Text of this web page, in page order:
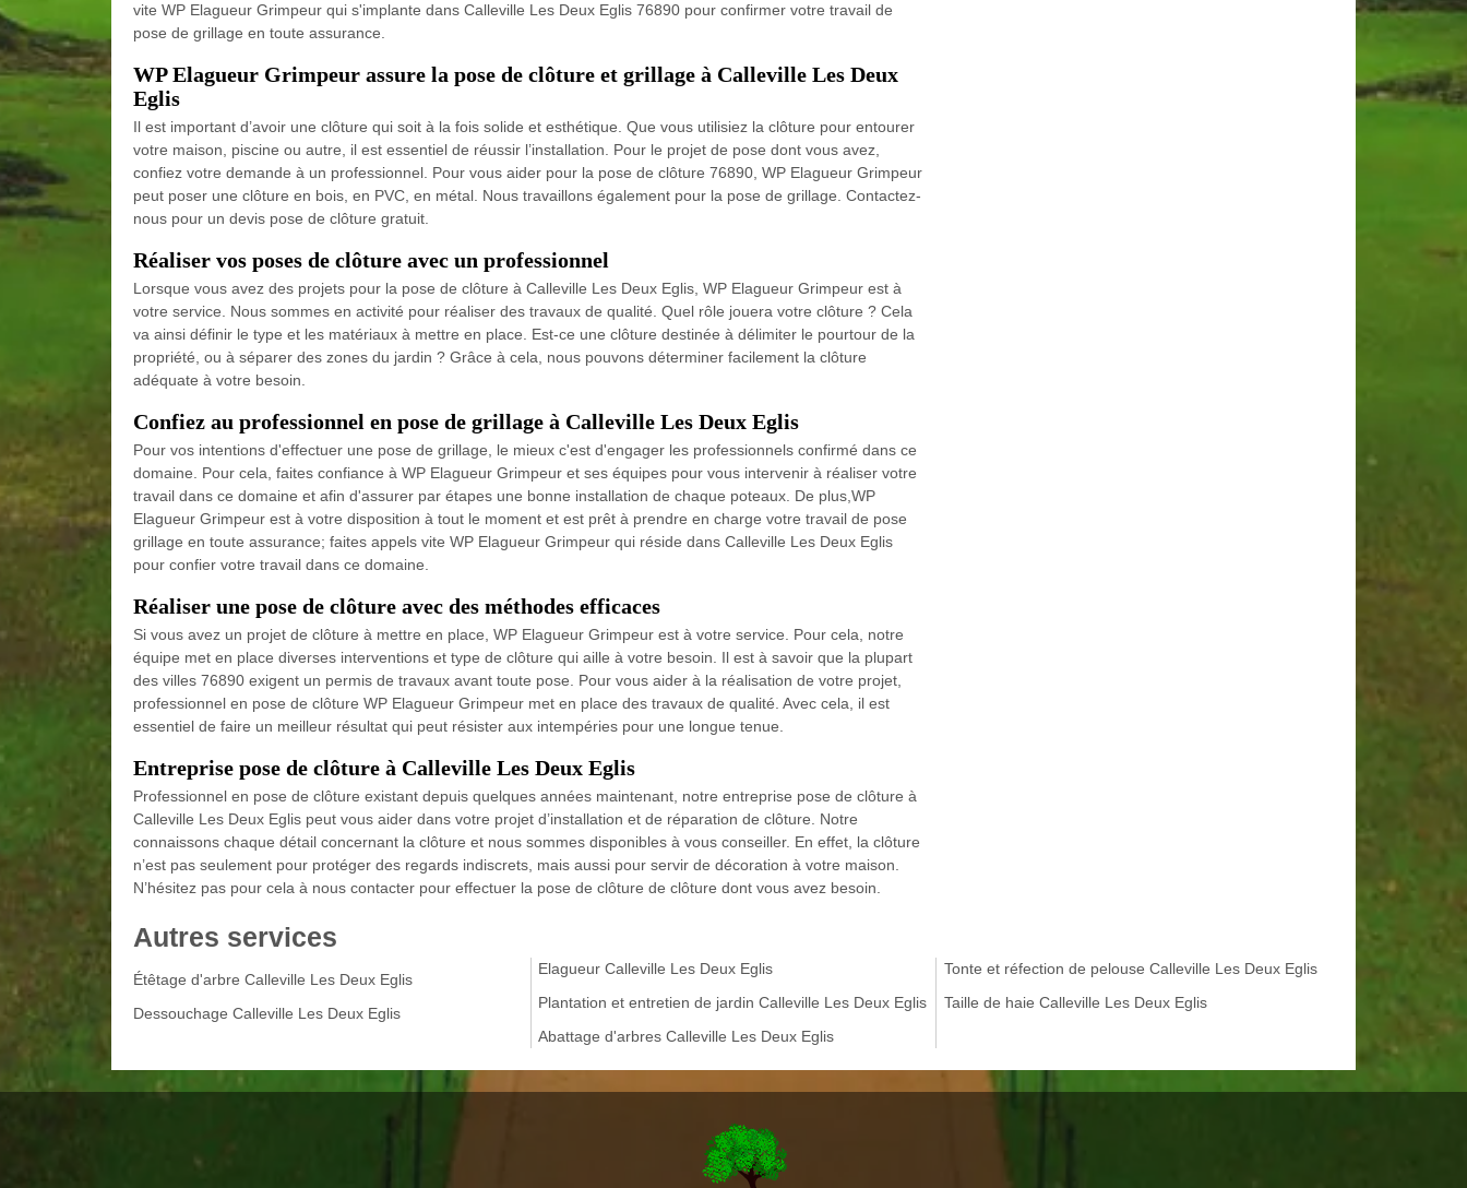
vite WP Elagueur Grimpeur qui s'implante dans Calleville Les Deux Eglis 76890 pour confirmer votre travail de
pose de grillage en toute assurance.
WP Elagueur Grimpeur assure la pose de clôture et grillage à Calleville Les Deux
Eglis
Il est important d’avoir une clôture qui soit à la fois solide et esthétique. Que vous utilisiez la clôture pour entourer
votre maison, piscine ou autre, il est essentiel de réussir l’installation. Pour le projet de pose dont vous avez,
confiez votre demande à un professionnel. Pour vous aider pour la pose de clôture 76890, WP Elagueur Grimpeur
peut poser une clôture en bois, en PVC, en métal. Nous travaillons également pour la pose de grillage. Contactez-
nous pour un devis pose de clôture gratuit.
Réaliser vos poses de clôture avec un professionnel
Lorsque vous avez des projets pour la pose de clôture à Calleville Les Deux Eglis, WP Elagueur Grimpeur est à
votre service. Nous sommes en activité pour réaliser des travaux de qualité. Quel rôle jouera votre clôture ? Cela
va ainsi définir le type et les matériaux à mettre en place. Est-ce une clôture destinée à délimiter le pourtour de la
propriété, ou à séparer des zones du jardin ? Grâce à cela, nous pouvons déterminer facilement la clôture
adéquate à votre besoin.
Confiez au professionnel en pose de grillage à Calleville Les Deux Eglis
Pour vos intentions d'effectuer une pose de grillage, le mieux c'est d'engager les professionnels confirmé dans ce
domaine. Pour cela, faites confiance à WP Elagueur Grimpeur et ses équipes pour vous intervenir à réaliser votre
travail dans ce domaine et afin d'assurer par étapes une bonne installation de chaque poteaux. De plus,WP
Elagueur Grimpeur est à votre disposition à tout le moment et est prêt à prendre en charge votre travail de pose
grillage en toute assurance; faites appels vite WP Elagueur Grimpeur qui réside dans Calleville Les Deux Eglis
pour confier votre travail dans ce domaine.
Réaliser une pose de clôture avec des méthodes efficaces
Si vous avez un projet de clôture à mettre en place, WP Elagueur Grimpeur est à votre service. Pour cela, notre
équipe met en place diverses interventions et type de clôture qui aille à votre besoin. Il est à savoir que la plupart
des villes 76890 exigent un permis de travaux avant toute pose. Pour vous aider à la réalisation de votre projet,
professionnel en pose de clôture WP Elagueur Grimpeur met en place des travaux de qualité. Avec cela, il est
essentiel de faire un meilleur résultat qui peut résister aux intempéries pour une longue tenue.
Entreprise pose de clôture à Calleville Les Deux Eglis
Professionnel en pose de clôture existant depuis quelques années maintenant, notre entreprise pose de clôture à
Calleville Les Deux Eglis peut vous aider dans votre projet d’installation et de réparation de clôture. Notre
connaissons chaque détail concernant la clôture et nous sommes disponibles à vous conseiller. En effet, la clôture
n’est pas seulement pour protéger des regards indiscrets, mais aussi pour servir de décoration à votre maison.
N’hésitez pas pour cela à nous contacter pour effectuer la pose de clôture de clôture dont vous avez besoin.
Autres services
Étêtage d'arbre Calleville Les Deux Eglis
Dessouchage Calleville Les Deux Eglis
Elagueur Calleville Les Deux Eglis
Plantation et entretien de jardin Calleville Les Deux Eglis
Abattage d'arbres Calleville Les Deux Eglis
Tonte et réfection de pelouse Calleville Les Deux Eglis
Taille de haie Calleville Les Deux Eglis